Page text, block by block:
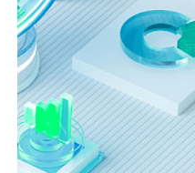
物流商